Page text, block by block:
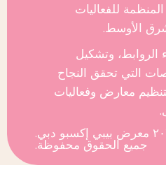
للفعاليات
الأوسط.
الروابط، وتشكيل
التي تحقق النجاح
معارض وفعاليات
حقوق النشر © ٢٠٢٤ معرض بيبي إكسبو دبي.
جميع الحقوق محفوظة.